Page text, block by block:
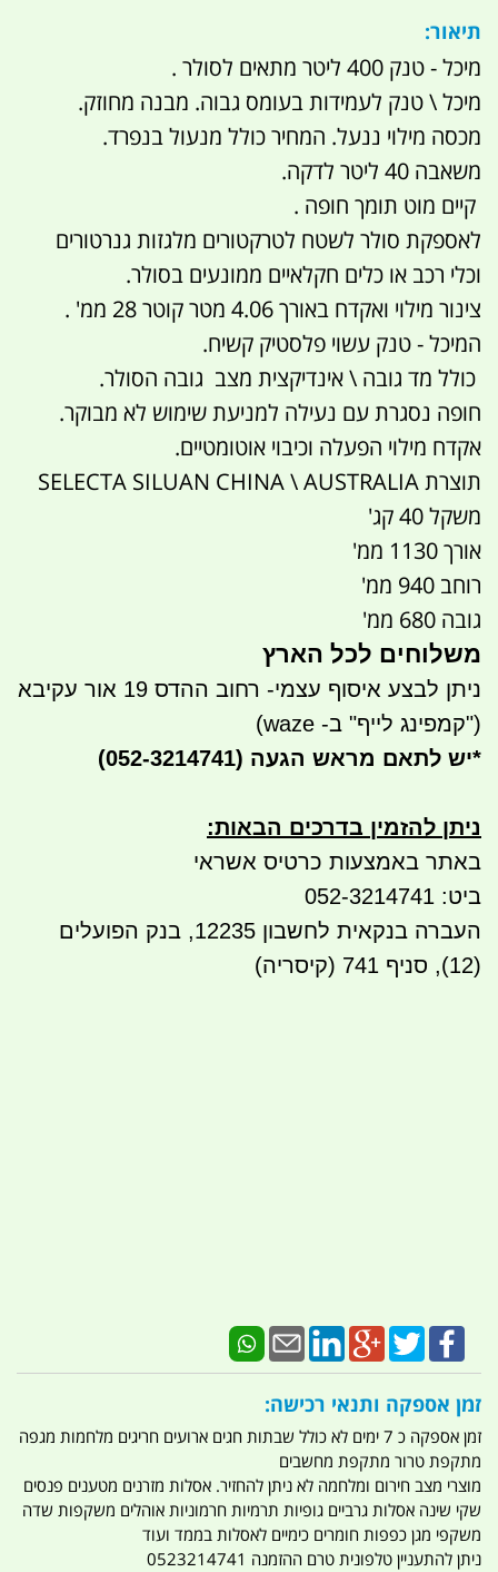
תיאור:
מיכל - טנק 400 ליטר מתאים לסולר .
מיכל \ טנק לעמידות בעומס גבוה. מבנה מחוזק.
מכסה מילוי ננעל. המחיר כולל מנעול בנפרד.
משאבה 40 ליטר לדקה.
קיים מוט תומך חופה .
לאספקת סולר לשטח לטרקטורים מלגזות גנרטורים
וכלי רכב או כלים חקלאיים ממונעים בסולר.
צינור מילוי ואקדח באורך 4.06 מטר קוטר 28 ממ' .
המיכל - טנק עשוי פלסטיק קשיח.
כולל מד גובה \ אינדיקצית מצב גובה הסולר.
חופה נסגרת עם נעילה למניעת שימוש לא מבוקר.
אקדח מילוי הפעלה וכיבוי אוטומטיים.
תוצרת SELECTA SILUAN CHINA \ AUSTRALIA
משקל 40 קג'
אורך 1130 ממ'
רוחב 940 ממ'
גובה 680 ממ'
משלוחים לכל הארץ
ניתן לבצע איסוף עצמי- רחוב ההדס 19 אור עקיבא
("קמפינג לייף" ב- waze)
*יש לתאם מראש הגעה (052-3214741)
ניתן להזמין בדרכים הבאות:
באתר באמצעות כרטיס אשראי
ביט: 052-3214741
העברה בנקאית לחשבון 12235, בנק הפועלים
(12), סניף 741 (קיסריה)
זמן אספקה ותנאי רכישה:
זמן אספקה כ 7 ימים לא כולל שבתות חגים ארועים חריגים מלחמות מגפה
מתקפת טרור מתקפת מחשבים
מוצרי מצב חירום ומלחמה לא ניתן להחזיר. אסלות מזרנים מטענים פנסים
שקי שינה אסלות גרביים גופיות תרמיות חרמוניות אוהלים משקפות שדה
משקפי מגן כפפות חומרים כימיים לאסלות בממד ועוד
ניתן להתעניין טלפונית טרם ההזמנה 0523214741